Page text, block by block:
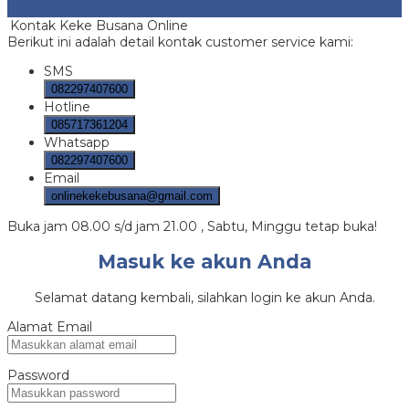
Kontak Keke Busana Online
Berikut ini adalah detail kontak customer service kami:
SMS
082297407600
Hotline
085717361204
Whatsapp
082297407600
Email
onlinekekebusana@gmail.com
Buka jam 08.00 s/d jam 21.00 , Sabtu, Minggu tetap buka!
Masuk ke akun Anda
Selamat datang kembali, silahkan login ke akun Anda.
Alamat Email
Password